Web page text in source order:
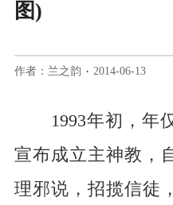
图)
作者：兰之韵 · 2014-06-13
1993年初，年
宣布成立主神教，
理邪说，招揽信徒